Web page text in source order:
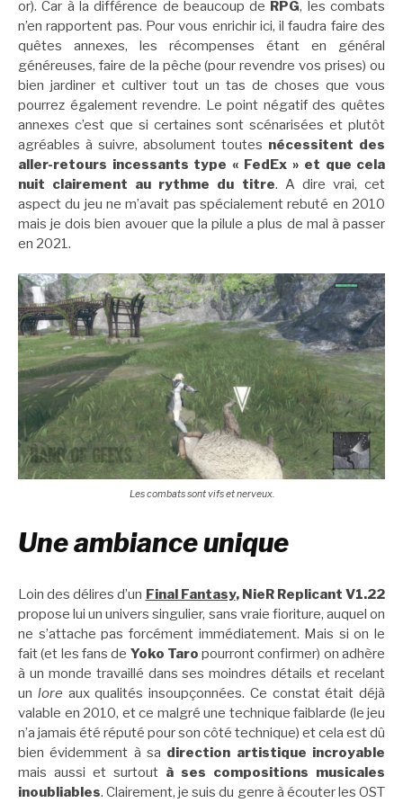
or). Car à la différence de beaucoup de RPG, les combats
n’en rapportent pas. Pour vous enrichir ici, il faudra faire des
quêtes annexes, les récompenses étant en général
généreuses, faire de la pêche (pour revendre vos prises) ou
bien jardiner et cultiver tout un tas de choses que vous
pourrez également revendre. Le point négatif des quêtes
annexes c’est que si certaines sont scénarisées et plutôt
agréables à suivre, absolument toutes nécessitent des
aller-retours incessants type « FedEx » et que cela
nuit clairement au rythme du titre. A dire vrai, cet
aspect du jeu ne m’avait pas spécialement rebuté en 2010
mais je dois bien avouer que la pilule a plus de mal à passer
en 2021.
Les combats sont vifs et nerveux.
Une ambiance unique
Loin des délires d’un Final Fantasy, NieR Replicant V1.22
propose lui un univers singulier, sans vraie fioriture, auquel on
ne s’attache pas forcément immédiatement. Mais si on le
fait (et les fans de Yoko Taro pourront confirmer) on adhère
à un monde travaillé dans ses moindres détails et recelant
un lore aux qualités insoupçonnées. Ce constat était déjà
valable en 2010, et ce malgré une technique faiblarde (le jeu
n’a jamais été réputé pour son côté technique) et cela est dû
bien évidemment à sa direction artistique incroyable
mais aussi et surtout à ses compositions musicales
inoubliables. Clairement, je suis du genre à écouter les OST